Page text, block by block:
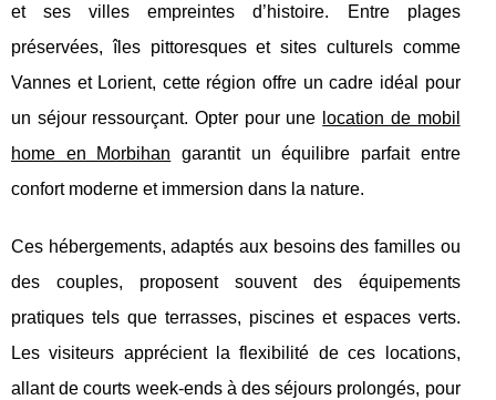
et ses villes empreintesd’histoire. Entre plages
préservées, îles pittoresques et sites culturels comme
Vannes et Lorient, cette région offre un cadre idéal pour
un séjour ressourçant. Opter pour une location de mobil
home en Morbihan garantit un équilibre parfait entre
confort moderne et immersion dans la nature.
Ces hébergements, adaptés aux besoins des familles ou
des couples, proposent souvent des équipements
pratiques tels que terrasses, piscines et espaces verts.
Les visiteurs apprécient la flexibilité de ces locations,
allant de courts week-ends à des séjours prolongés, pour